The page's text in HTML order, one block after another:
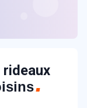
rideaux